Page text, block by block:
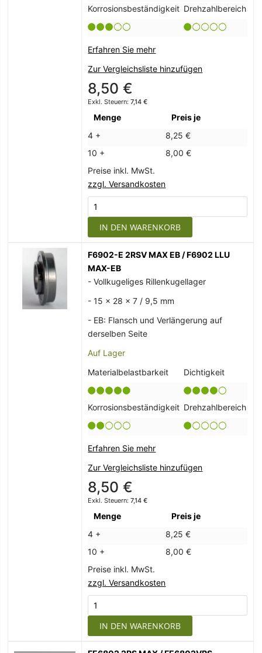
Korrosionsbeständigkeit Drehzahlbereich
Erfahren Sie mehr
Zur Vergleichsliste hinzufügen
8,50 €
7,14 €
Menge
Preis je
4 +
8,25 €
10 +
8,00 €
Preise inkl. MwSt.
zzgl. Versandkosten
IN DEN WARENKORB
F6902-E 2RSV MAX EB / F6902 LLU
MAX-EB
- Vollkugeliges Rillenkugellager
- 15 x 28 x 7 / 9,5 mm
- EB: Flansch und Verlängerung auf
derselben Seite
Auf Lager
Materialbelastbarkeit
Dichtigkeit
Korrosionsbeständigkeit Drehzahlbereich
Erfahren Sie mehr
Zur Vergleichsliste hinzufügen
8,50 €
7,14 €
Menge
Preis je
4 +
8,25 €
10 +
8,00 €
Preise inkl. MwSt.
zzgl. Versandkosten
IN DEN WARENKORB